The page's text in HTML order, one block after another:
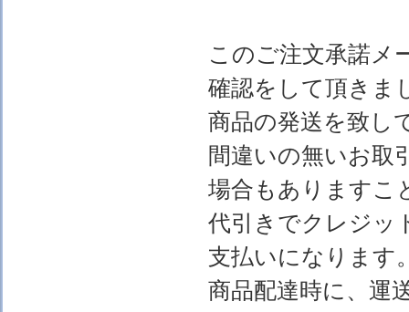
このご注文承諾メ
確認をして頂きま
商品の発送を致し
間違いの無いお取
場合もありますこ
代引きでクレジッ
支払いになります
商品配達時に、運